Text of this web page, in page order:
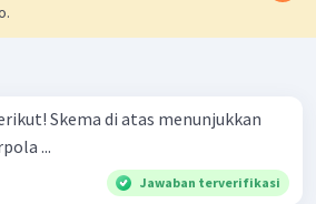
...
Jawaban terverifikasi